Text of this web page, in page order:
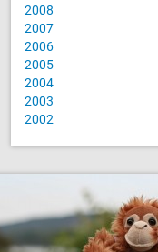
2008
2007
2006
2005
2004
2003
2002